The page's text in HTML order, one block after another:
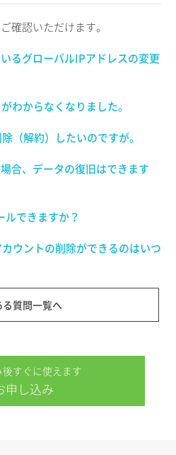
確認いただけます。
るグローバルIPアドレスの変更
わからなくなりました。
（解約）したいのですが。
合、データの復旧はできます
ルできますか？
ウントの削除ができるのはいつ
る質問一覧へ
すぐに使えます
申し込み